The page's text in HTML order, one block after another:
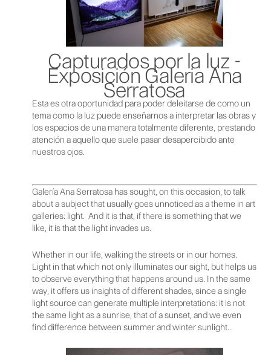
Capturados por la luz -
Exposición Galeria Ana
Serratosa
Esta es otra oportunidad para poder deleitarse de como un
tema como la luz puede enseñarnos a interpretar las obras y
los espacios de una manera totalmente diferente, prestando
atención a aquello que suele pasar desapercibido ante
nuestros ojos.
Galería Ana Serratosa has sought, on this occasion, to talk
about a subject that usually goes unnoticed as a theme in art
galleries: light. And it is that, if there is something that we
like, it is that the light invades us.
Whether in our life, walking the streets or in our homes.
Light in that which not only illuminates our sight, but helps us
to observe everything that happens around us. In the same
way, it offers us insights of different shades, since a single
light source can generate multiple interpretations: it is not
the same light as a sunrise, that of a sunset, and we even
find difference between summer and winter sunlight...